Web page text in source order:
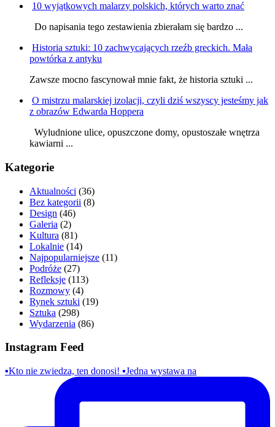
10 wyjątkowych malarzy polskich, których warto znać
Do napisania tego zestawienia zbierałam się bardzo ...
Historia sztuki: 10 zachwycających rzeźb greckich. Mała
powtórka z antyku
Zawsze mocno fascynował mnie fakt, że historia sztuki ...
O mistrzu malarskiej izolacji, czyli dziś wszyscy jesteśmy jak
z obrazów Edwarda Hoppera
Wyludnione ulice, opuszczone domy, opustoszałe wnętrza
kawiarni ...
Kategorie
Aktualności (36)
Bez kategorii (8)
Design (46)
Galeria (2)
Kultura (81)
Lokalnie (14)
Najpopularniejsze (11)
Podróże (27)
Refleksje (113)
Rozmowy (4)
Rynek sztuki (19)
Sztuka (298)
Wydarzenia (86)
Instagram Feed
▪️Kto nie zwiedza, ten donosi! ▪️Jedna wystawa na